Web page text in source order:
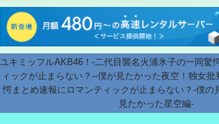
ユキミッフルAKB46！-二代目襲名火浦氷子の一同驚
ィックが止まらない？--僕が見たかった夜空！独女
愕まとめ速報にロマンティックが止まらない？-僕の
見たかった星空編-